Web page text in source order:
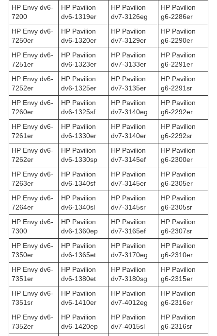
HP Envy dv6-
7200
HP Pavilion
dv6-1319er
HP Pavilion
dv7-3126eg
HP Pavilion
g6-2286er
HP Envy dv6-
7250er
HP Pavilion
dv6-1320er
HP Pavilion
dv7-3129er
HP Pavilion
g6-2290er
HP Envy dv6-
7251er
HP Pavilion
dv6-1323er
HP Pavilion
dv7-3133er
HP Pavilion
g6-2291er
HP Envy dv6-
7252er
HP Pavilion
dv6-1325er
HP Pavilion
dv7-3135er
HP Pavilion
g6-2291sr
HP Envy dv6-
7260er
HP Pavilion
dv6-1325sf
HP Pavilion
dv7-3140eg
HP Pavilion
g6-2292er
HP Envy dv6-
7261er
HP Pavilion
dv6-1330er
HP Pavilion
dv7-3140er
HP Pavilion
g6-2292sr
HP Envy dv6-
7262er
HP Pavilion
dv6-1330sp
HP Pavilion
dv7-3145ef
HP Pavilion
g6-2300er
HP Envy dv6-
7263er
HP Pavilion
dv6-1340sf
HP Pavilion
dv7-3145er
HP Pavilion
g6-2305er
HP Envy dv6-
7264er
HP Pavilion
dv6-1340sl
HP Pavilion
dv7-3145sr
HP Pavilion
g6-2305sr
HP Envy dv6-
7300
HP Pavilion
dv6-1360ep
HP Pavilion
dv7-3165ef
HP Pavilion
g6-2307sr
HP Envy dv6-
7350er
HP Pavilion
dv6-1365et
HP Pavilion
dv7-3170eg
HP Pavilion
g6-2310er
HP Envy dv6-
7351er
HP Pavilion
dv6-1380et
HP Pavilion
dv7-3180sg
HP Pavilion
g6-2315er
HP Envy dv6-
7351sr
HP Pavilion
dv6-1410er
HP Pavilion
dv7-4012eg
HP Pavilion
g6-2316er
HP Envy dv6-
7352er
HP Pavilion
dv6-1420ep
HP Pavilion
dv7-4015sl
HP Pavilion
g6-2316sr